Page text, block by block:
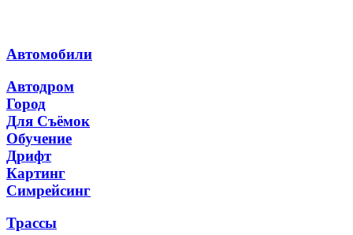
Автомобили
Автодром
Город
Для Съёмок
Обучение
Дрифт
Картинг
Симрейсинг
Трассы